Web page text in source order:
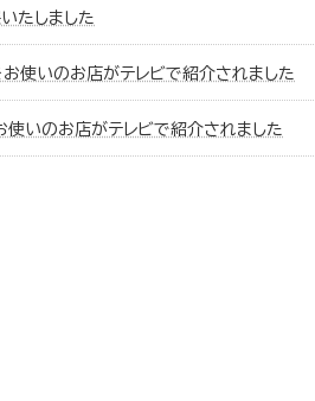
たしました
使いのお店がテレビで紹介されました
使いのお店がテレビで紹介されました